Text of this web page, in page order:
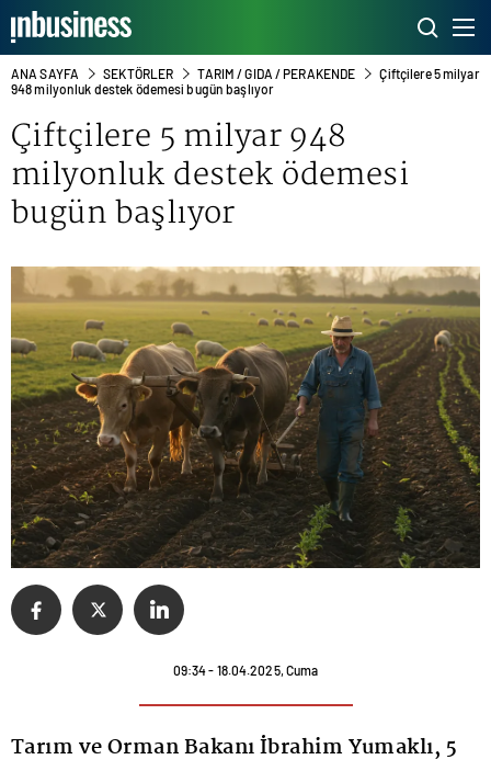
ANA SAYFA SEKTÖRLER TARIM / GIDA / PERAKENDE
Çiftçilere 5 milyar
948 milyonluk destek ödemesi bugün başlıyor
Çiftçilere 5 milyar 948
milyonluk destek ödemesi
bugün başlıyor
09:34 - 18.04.2025, Cuma
Tarım ve Orman Bakanı İbrahim Yumaklı, 5